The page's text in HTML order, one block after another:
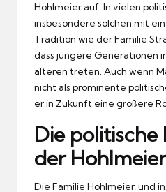
Hohlmeier auf. In vielen
insbesondere solchen mit
Tradition wie der Familie
dass jüngere Generationen
älteren treten. Auch wenn
nicht als prominente
er in Zukunft eine größere
Die
der
Die Familie Hohlmeier, und